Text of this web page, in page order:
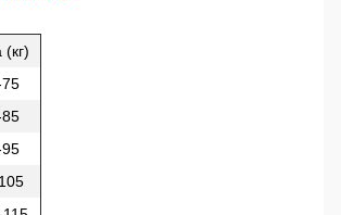
(кг)